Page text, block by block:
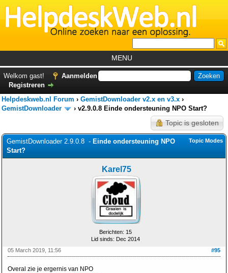
MENU
Foutcodes
GemistDownloader*
Forum
Welkom gast!
Aanmelden
Registreren
Helpdeskweb.nl Forum › GemistDownloader v2.x en v3.x ›
GemistDownloader
› v2.9.0.8 Einde ondersteuning NPO Start?
Topic is gesloten
Topic Modes
GemistDownloader 2.9.0.8 - Einde ondersteuning NPO
Start?
Karel75
Berichten: 15
Lid sinds: Dec 2014
#95
05 March 2019, 11:56
Overal zie je ergernis van NPO